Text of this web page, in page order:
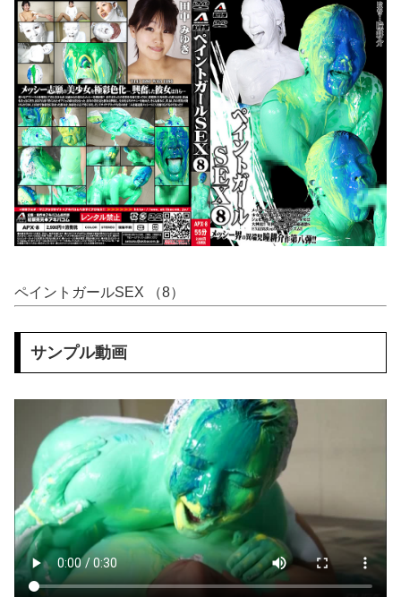
【動画】 地震発生時の熊本総合病院の手術室の様子が(((゜Д゜)))
コスプレイヤー近衛りこさんがほぼすっぽんぽんで自転車漕ぐ
【画像】 JCさん、足漕ぎボートで回遊中にアソコがモロ見えになってしまうｗｗｗ
近所のコープにいる爺さん、隙あらば他人のカゴに商品を入れようとする
元温泉ピンクコンパニオンだけど、質問ある？
島村卯月♥️アイドルNTR調教♥️????♥️
職場の人妻と不倫をして、ついに、、、
【腹筋崩壊】 見た瞬間吹いた画像を貼っていくスレｗｗｗｗ
英国人「安心感が違う」冨安健洋、パレス移籍当日にデビュー！圧巻3連続ブロックも披露で現地サポが気づく..【海外の反応】
ペイントガールSEX （8）
サンプル動画